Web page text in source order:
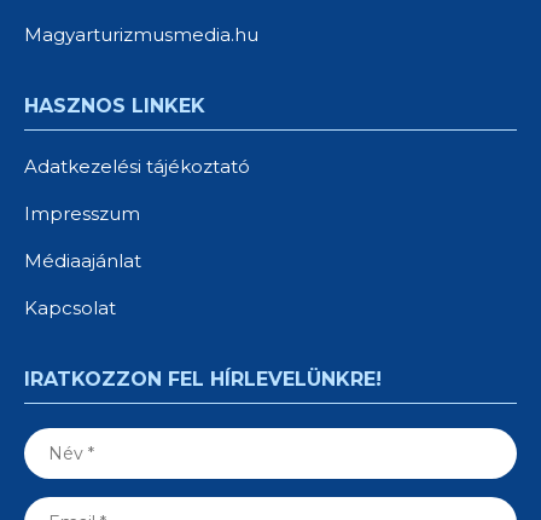
Magyarturizmusmedia.hu
HASZNOS LINKEK
Adatkezelési tájékoztató
Impresszum
Médiaajánlat
Kapcsolat
IRATKOZZON FEL HÍRLEVELÜNKRE!